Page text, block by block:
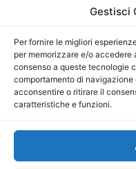
Gestisci
Per fornire le migliori
per memorizzare e/o
consenso a queste tecnologie
comportamento di navigazione
acconsentire o ritirare il
caratteristiche e funzioni.
Direttore
Direttore
Mercurio